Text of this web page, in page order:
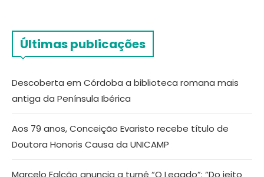
Últimas publicações
Descoberta em Córdoba a biblioteca romana mais
antiga da Península Ibérica
Aos 79 anos, Conceição Evaristo recebe título de
Doutora Honoris Causa da UNICAMP
Marcelo Falcão anuncia a turnê “O Legado”: “Do jeito